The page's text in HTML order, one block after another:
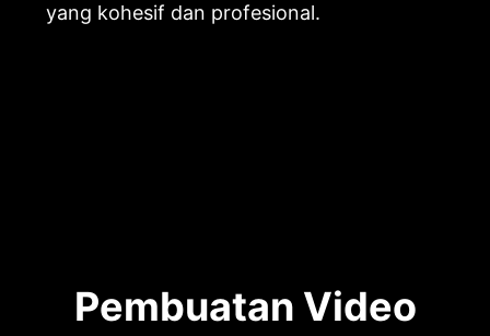
yang kohesif dan profesional.
Pembuatan Video